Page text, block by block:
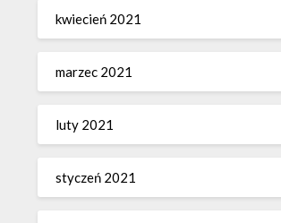
kwiecień 2021
marzec 2021
luty 2021
styczeń 2021